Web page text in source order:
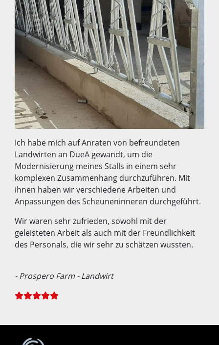
Ich habe mich auf Anraten von befreundeten
Landwirten an DueA gewandt, um die
Modernisierung meines Stalls in einem sehr
komplexen Zusammenhang durchzuführen. Mit
ihnen haben wir verschiedene Arbeiten und
Anpassungen des Scheuneninneren durchgeführt.
Wir waren sehr zufrieden, sowohl mit der
geleisteten Arbeit als auch mit der Freundlichkeit
des Personals, die wir sehr zu schätzen wussten.
- Prospero Farm - Landwirt